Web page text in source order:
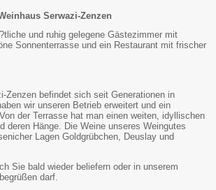
Serwazi-Zenzen
und ruhig gelegene Gästezimmer mit
Sonnenterrasse und ein Restaurant mit frischer
Zenzen befindet sich seit Generationen in
wir unseren Betrieb erweitert und ein
der Terrasse hat man einen weiten, idyllischen
deren Hänge. Die Weine unseres Weingutes
Lagen Goldgrübchen, Deuslay und
Sie bald wieder beliefern oder in unserem
darf.